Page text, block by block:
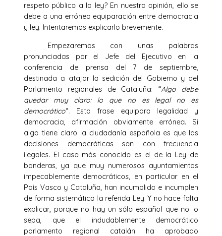
respeto público a la ley? En nuestra opinión, ello se
debe a una errónea equiparación entre democracia
y ley. Intentaremos explicarlo brevemente.
Empezaremos con unas palabras
pronunciadas por el Jefe del Ejecutivo en la
conferencia de prensa del 7 de septiembre,
destinada a atajar la sedición del Gobierno y del
Parlamento regionales de Cataluña: “Algo debe
quedar muy claro: lo que no es legal no es
democrático“. Esta frase equipara legalidad y
democracia, afirmación obviamente errónea. Si
algo tiene claro la ciudadanía española es que las
decisiones democráticas son con frecuencia
ilegales. El caso más conocido es el de la Ley de
banderas, ya que muy numerosos ayuntamientos
impecablemente democráticos, en particular en el
País Vasco y Cataluña, han incumplido e incumplen
de forma sistemática la referida Ley. Y no hace falta
explicar, porque no hay un sólo español que no lo
sepa, que el indudablemente democrático
parlamento regional catalán ha aprobado